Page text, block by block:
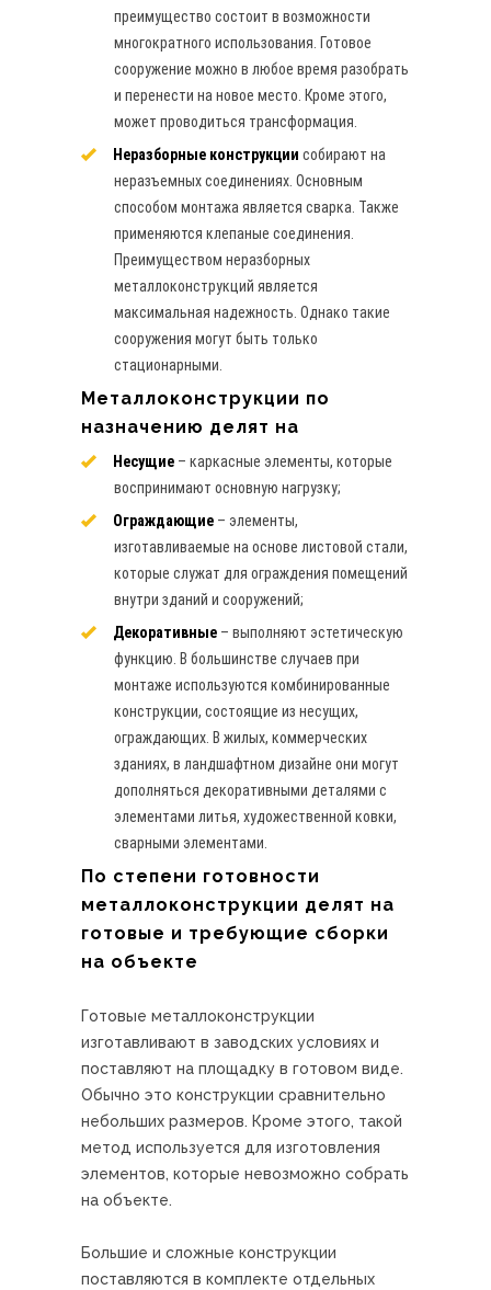
преимущество состоит в возможности
многократного использования. Готовое
сооружение можно в любое время разобрать
и перенести на новое место. Кроме этого,
может проводиться трансформация.
Неразборные конструкции собирают на
неразъемных соединениях. Основным
способом монтажа является сварка. Также
применяются клепаные соединения.
Преимуществом неразборных
металлоконструкций является
максимальная надежность. Однако такие
сооружения могут быть только
стационарными.
Металлоконструкции по
назначению делят на
Несущие – каркасные элементы, которые
воспринимают основную нагрузку;
Ограждающие – элементы,
изготавливаемые на основе листовой стали,
которые служат для ограждения помещений
внутри зданий и сооружений;
Декоративные – выполняют эстетическую
функцию. В большинстве случаев при
монтаже используются комбинированные
конструкции, состоящие из несущих,
ограждающих. В жилых, коммерческих
зданиях, в ландшафтном дизайне они могут
дополняться декоративными деталями с
элементами литья, художественной ковки,
сварными элементами.
По степени готовности
металлоконструкции делят на
готовые и требующие сборки
на объекте
Готовые металлоконструкции
изготавливают в заводских условиях и
поставляют на площадку в готовом виде.
Обычно это конструкции сравнительно
небольших размеров. Кроме этого, такой
метод используется для изготовления
элементов, которые невозможно собрать
на объекте.
Большие и сложные конструкции
поставляются в комплекте отдельных